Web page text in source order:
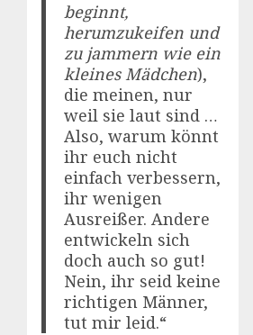
beginnt,
herumzukeifen und
zu jammern wie ein
kleines Mädchen),
die meinen, nur
weil sie laut sind …
Also, warum könnt
ihr euch nicht
einfach verbessern,
ihr wenigen
Ausreißer. Andere
entwickeln sich
doch auch so gut!
Nein, ihr seid keine
richtigen Männer,
tut mir leid.“